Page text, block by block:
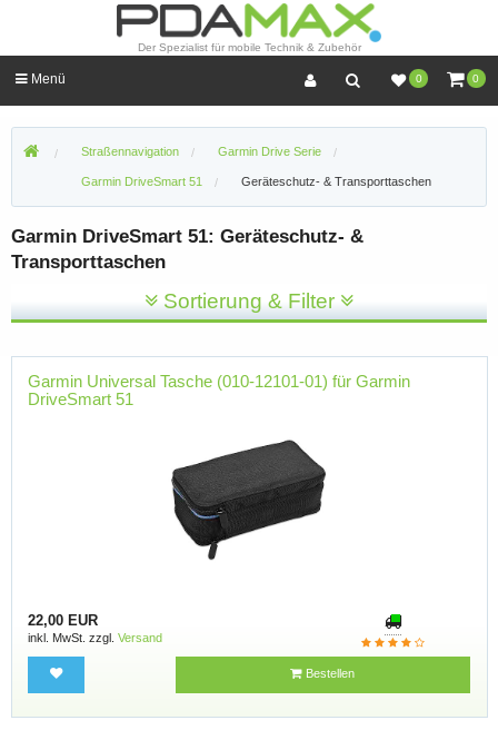
Der Spezialist für mobile Technik & Zubehör
0 0
Menü
Straßennavigation Garmin Drive Serie
Garmin DriveSmart 51 Geräteschutz- & Transporttaschen
Garmin DriveSmart 51: Geräteschutz- &
Transporttaschen
Sortierung & Filter
Garmin Universal Tasche (010-12101-01) für Garmin
DriveSmart 51
22,00 EUR
inkl. MwSt. zzgl. Versand
Bestellen